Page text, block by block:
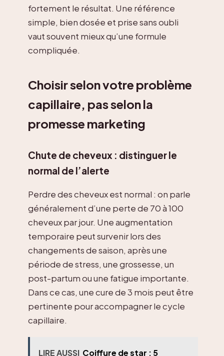
fortement le résultat. Une référence
simple, bien dosée et prise sans oubli
vaut souvent mieux qu’une formule
compliquée.
Choisir selon votre problème
capillaire, pas selon la
promesse marketing
Chute de cheveux : distinguer le
normal de l’alerte
Perdre des cheveux est normal : on parle
généralement d’une perte de 70 à 100
cheveux par jour. Une augmentation
temporaire peut survenir lors des
changements de saison, après une
période de stress, une grossesse, un
post-partum ou une fatigue importante.
Dans ce cas, une cure de 3 mois peut être
pertinente pour accompagner le cycle
capillaire.
LIRE AUSSI Coiffure de star : 5